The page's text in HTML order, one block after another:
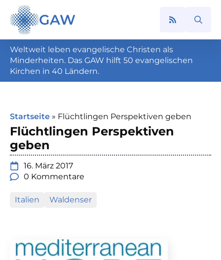
GAW
Search
Weltweit leben evangelische Christen als
Minderheiten. Das GAW hilft 50 evangelischen
Kirchen in 40 Ländern.
Startseite » Flüchtlingen Perspektiven geben
Flüchtlingen Perspektiven
geben
16. März 2017
0 Kommentare
Italien Waldenser